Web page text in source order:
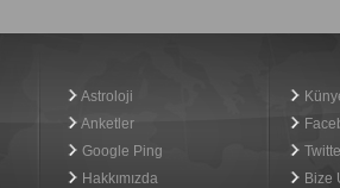
Astroloji
Anketler
Google Ping
Hakkımızda
Bize